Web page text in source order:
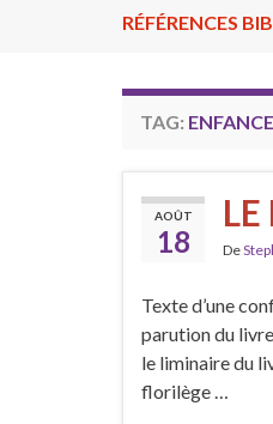
RÉFÉRENCES
TAG: ENFANCE
AOÛT
18
LE
De
Texte d’une
parution du livre
le liminaire du
florilège …